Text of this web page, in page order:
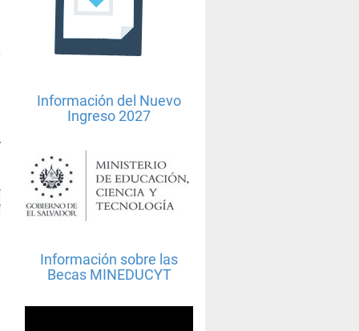
Información del Nuevo
Ingreso 2027
Información sobre las
Becas MINEDUCYT